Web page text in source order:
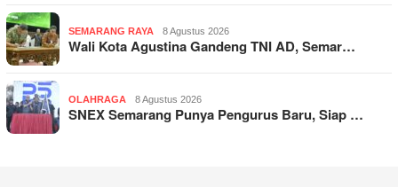
SEMARANG RAYA 8 Agustus 2026
Wali Kota Agustina Gandeng TNI AD, Semar…
OLAHRAGA 8 Agustus 2026
SNEX Semarang Punya Pengurus Baru, Siap …